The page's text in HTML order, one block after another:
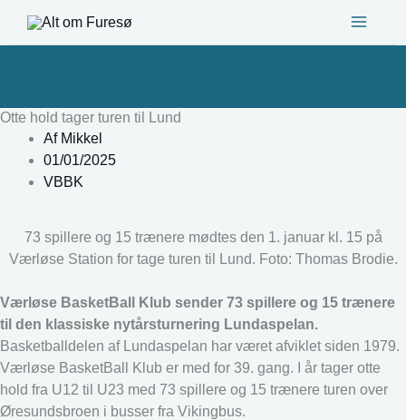
Otte hold tager turen til Lund
AfMikkel
01/01/2025
VBBK
73 spillere og 15 trænere mødtes den 1. januar kl. 15 på
Værløse Station for tage turen til Lund. Foto: Thomas Brodie.
Værløse BasketBall Klub sender 73 spillere og 15 trænere
til den klassiske nytårsturnering Lundaspelan.
Basketballdelen af Lundaspelan har været afviklet siden 1979.
Værløse BasketBall Klub er med for 39. gang. I år tager otte
hold fra U12 til U23 med 73 spillere og 15 trænere turen over
Øresundsbroen i busser fra Vikingbus.